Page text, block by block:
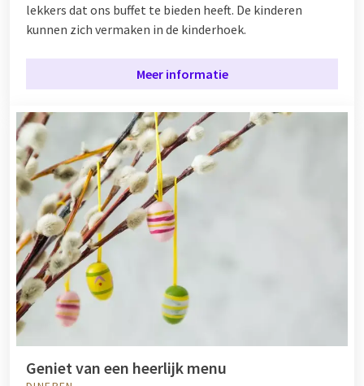
lekkers dat ons buffet te bieden heeft. De kinderen
kunnen zich vermaken in de kinderhoek.
Meer informatie
Geniet van een heerlijk menu